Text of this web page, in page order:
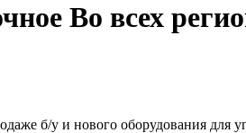
Во всех
б/у и нового оборудования